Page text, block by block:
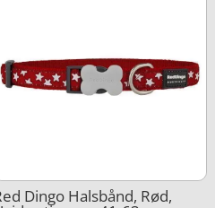
Dingo Halsbånd, Rød,